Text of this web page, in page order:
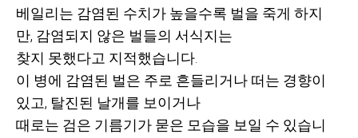
베일리는 감염된 수치가 높을수록 벌을 죽게 하지
만, 감염되지 않은 벌들의 서식지는
찾지 못했다고 지적했습니다
이 병에 감염된 벌은 주로 흔들리거나 떠는 경향이
있고, 탈진된 날개를 보이거나
때로는 검은 기름기가 묻은 모습을 보일 수 있습니